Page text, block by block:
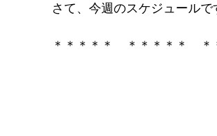
さて、今週のスケジュールで
＊＊＊＊＊　＊＊＊＊＊　＊